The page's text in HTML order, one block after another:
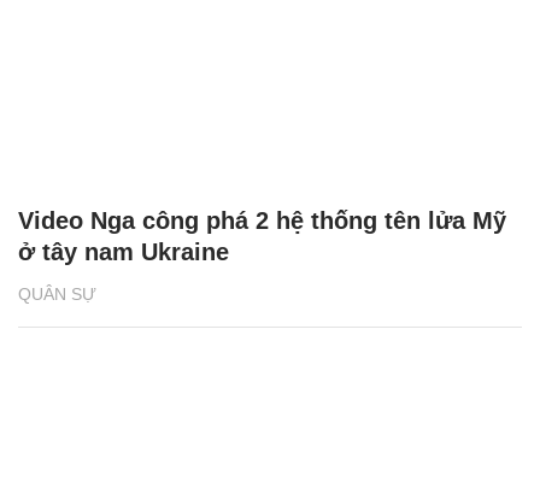
QUÂN SỰ
Video Nga công phá 2 hệ thống tên lửa Mỹ
ở tây nam Ukraine